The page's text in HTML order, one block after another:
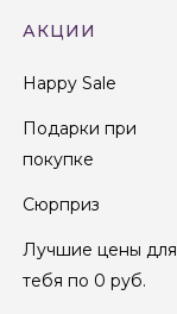
АКЦИИ
Happy Sale
Подарки при
покупке
Сюрприз
Лучшие цены для
тебя по 0 руб.